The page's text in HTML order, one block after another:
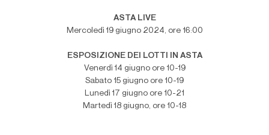
ASTA LIVE
Mercoledì 19 giugno 2024, ore 16:00
ESPOSIZIONE DEI LOTTI IN ASTA
Venerdì 14 giugno ore 10-19
Sabato 15 giugno ore 10-19
Lunedì 17 giugno ore 10-21
Martedì 18 giugno, ore 10-18